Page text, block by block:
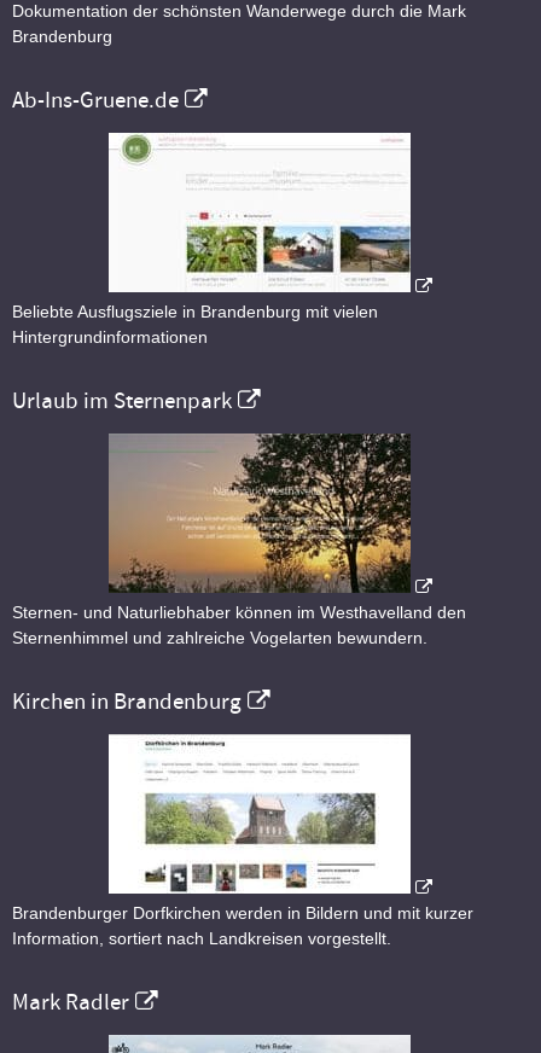
Dokumentation der schönsten Wanderwege durch die Mark
Brandenburg
Ab-Ins-Gruene.de
Beliebte Ausflugsziele in Brandenburg mit vielen
Hintergrundinformationen
Urlaub im Sternenpark
Sternen- und Naturliebhaber können im Westhavelland den
Sternenhimmel und zahlreiche Vogelarten bewundern.
Kirchen in Brandenburg
Brandenburger Dorfkirchen werden in Bildern und mit kurzer
Information, sortiert nach Landkreisen vorgestellt.
Mark Radler